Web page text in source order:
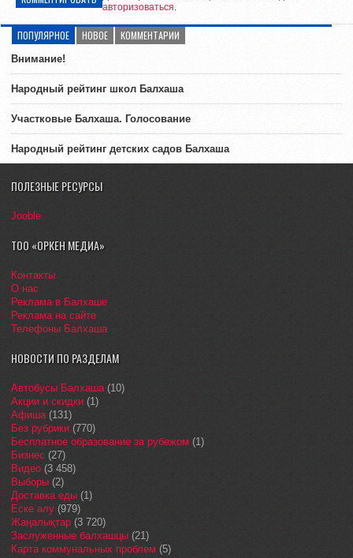
авторизоваться.
ПОПУЛЯРНОЕ НОВОЕ КОММЕНТАРИИ
Внимание!
Народный рейтинг школ Балхаша
Участковые Балхаша. Голосование
Народный рейтинг детских садов Балхаша
ПОЛЕЗНЫЕ РЕСУРСЫ
Jooble
ТОО «ОРКЕН МЕДИА»
Контакты
О нас
Реклама в Балхаше
Реклама на сайте
Телефоны Балхаша
НОВОСТИ ПО РАЗДЕЛАМ
Автобусы Балхаша(10)
Акции и скидки (1)
Афиша(131)
Без рубрики (770)
Бесплатное образование за рубежом (1)
Бизнес (27)
Видео (3 458)
Выборы (2)
Доставка еды (1)
Еске алу (979)
Жаңалықтар (3 720)
Заслуженные балхашцы (21)
Карта коммунальных проблем (5)